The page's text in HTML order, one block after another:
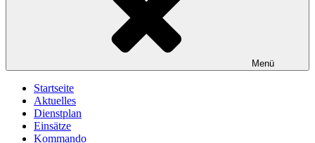
Menü
Startseite
Aktuelles
Dienstplan
Einsätze
Kommando